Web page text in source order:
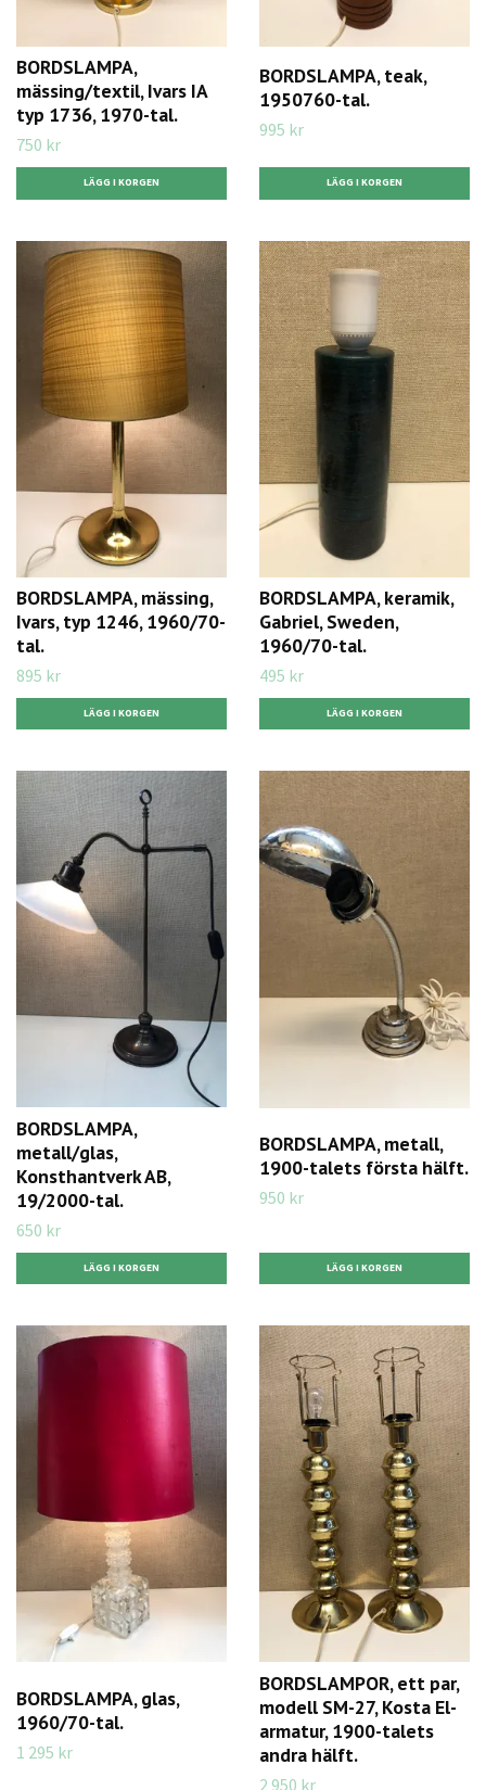
BORDSLAMPA,
mässing/textil, Ivars IA
typ 1736, 1970-tal.
750 kr
BORDSLAMPA, teak,
1950760-tal.
995 kr
BORDSLAMPA, mässing,
Ivars, typ 1246, 1960/70-
tal.
895 kr
BORDSLAMPA, keramik,
Gabriel, Sweden,
1960/70-tal.
495 kr
BORDSLAMPA,
metall/glas,
Konsthantverk AB,
19/2000-tal.
650 kr
BORDSLAMPA, metall,
1900-talets första hälft.
950 kr
BORDSLAMPA, glas,
1960/70-tal.
1 295 kr
BORDSLAMPOR, ett par,
modell SM-27, Kosta El-
armatur, 1900-talets
andra hälft.
2 950 kr